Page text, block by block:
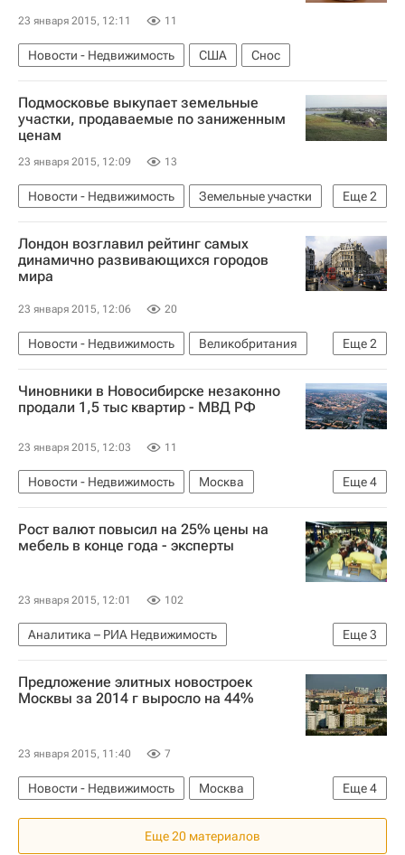
23 января 2015, 12:11 11
Новости - Недвижимость США Снос
Подмосковье выкупает земельные
участки, продаваемые по заниженным
ценам
23 января 2015, 12:09 13
Еще2
Новости - Недвижимость
Земельные участки
Московская область (Подмосковье)
Россия
Лондон возглавил рейтинг самых
динамично развивающихся городов
мира
23 января 2015, 12:06 20
Еще2
Новости - Недвижимость
Великобритания
Лондон
Инфраструктура
Чиновники в Новосибирске незаконно
продали 1,5 тыс квартир - МВД РФ
23 января 2015, 12:03 11
Еще4
Новости - Недвижимость
Москва
Недвижимость
Мошенничество
Жилье
Россия
Рост валют повысил на 25% цены на
мебель в конце года - эксперты
23 января 2015, 12:01 102
Еще3
Аналитика – РИА Недвижимость
Крупным планом
Цены Россия
Предложение элитных новостроек
Москвы за 2014 г выросло на 44%
23 января 2015, 11:40 7
Еще4
Новости - Недвижимость
Москва
Новостройки
Элитное жилье
Жилье
Еще 20 материалов